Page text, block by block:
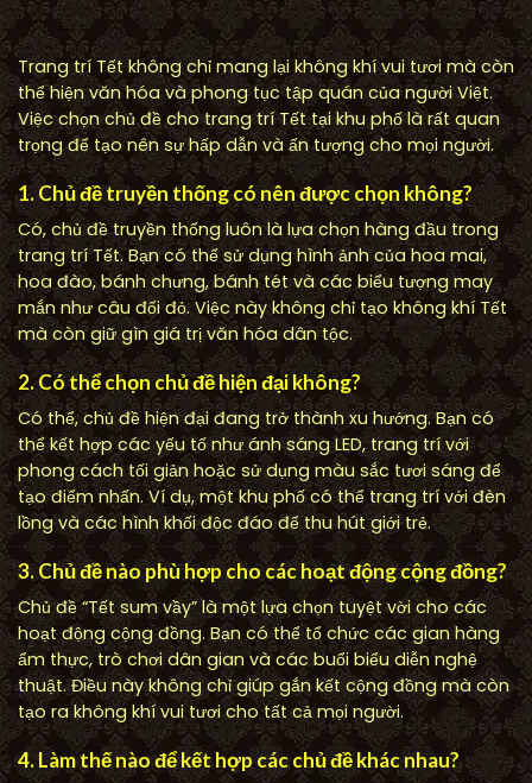
Trang trí Tết không chỉ mang lại không khí vui tươi mà còn
thể hiện văn hóa và phong tục tập quán của người Việt.
Việc chọn chủ đề cho trang trí Tết tại khu phố là rất quan
trọng để tạo nên sự hấp dẫn và ấn tượng cho mọi người.
1. Chủ đề truyền thống có nên được chọn không?
Có, chủ đề truyền thống luôn là lựa chọn hàng đầu trong
trang trí Tết. Bạn có thể sử dụng hình ảnh của hoa mai,
hoa đào, bánh chưng, bánh tét và các biểu tượng may
mắn như câu đối đỏ. Việc này không chỉ tạo không khí Tết
mà còn giữ gìn giá trị văn hóa dân tộc.
2. Có thể chọn chủ đề hiện đại không?
Có thể, chủ đề hiện đại đang trở thành xu hướng. Bạn có
thể kết hợp các yếu tố như ánh sáng LED, trang trí với
phong cách tối giản hoặc sử dụng màu sắc tươi sáng để
tạo điểm nhấn. Ví dụ, một khu phố có thể trang trí với đèn
lồng và các hình khối độc đáo để thu hút giới trẻ.
3. Chủ đề nào phù hợp cho các hoạt động cộng đồng?
Chủ đề “Tết sum vầy” là một lựa chọn tuyệt vời cho các
hoạt động cộng đồng. Bạn có thể tổ chức các gian hàng
ẩm thực, trò chơi dân gian và các buổi biểu diễn nghệ
thuật. Điều này không chỉ giúp gắn kết cộng đồng mà còn
tạo ra không khí vui tươi cho tất cả mọi người.
4. Làm thế nào để kết hợp các chủ đề khác nhau?